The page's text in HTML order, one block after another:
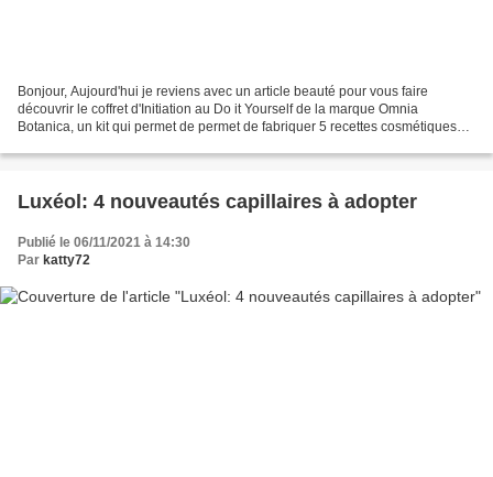
Bonjour, Aujourd'hui je reviens avec un article beauté pour vous faire
découvrir le coffret d'Initiation au Do it Yourself de la marque Omnia
Botanica, un kit qui permet de permet de fabriquer 5 recettes cosmétiques
Luxéol: 4 nouveautés capillaires à adopter
Publié le 06/11/2021 à 14:30
Par katty72